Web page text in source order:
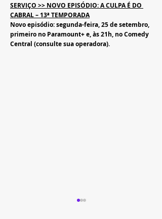
SERVIÇO >> NOVO EPISÓDIO: A CULPA É DO
CABRAL – 13ª TEMPORADA
Novo episódio: segunda-feira, 25 de setembro,
primeiro no Paramount+ e, às 21h, no Comedy
Central (consulte sua operadora).